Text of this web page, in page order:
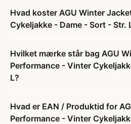
Hvad koster AGU Winter
Cykeljakke - Dame - Sort - Str.
Hvilket mærke står bag AGU
Performance - Vinter
L?
Hvad er EAN / Produktid for
Performance - Vinter